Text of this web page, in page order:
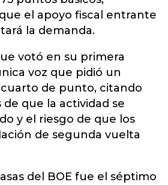
el apoyo fiscal entrante
la demanda.
votó en su primera
voz que pidió un
de punto, citando
que la actividad se
y el riesgo de que los
de segunda vuelta
del BOE fue el séptimo